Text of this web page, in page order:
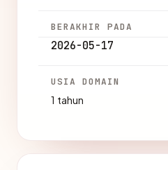
BERAKHIR PADA
2026-05-17
USIA DOMAIN
1 tahun